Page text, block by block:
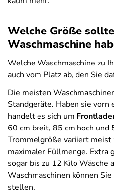
Welche Größe
Waschmaschine
Welche Waschmaschine zu
auch vom Platz ab, den Sie
Die meisten
Standgeräte. Haben sie vorn
handelt es sich um
60 cm breit, 85 cm hoch und
Trommelgröße variiert meist
maximaler Füllmenge. Extra
sogar bis zu 12 Kilo Wäsche
Waschmaschinen können
stellen.